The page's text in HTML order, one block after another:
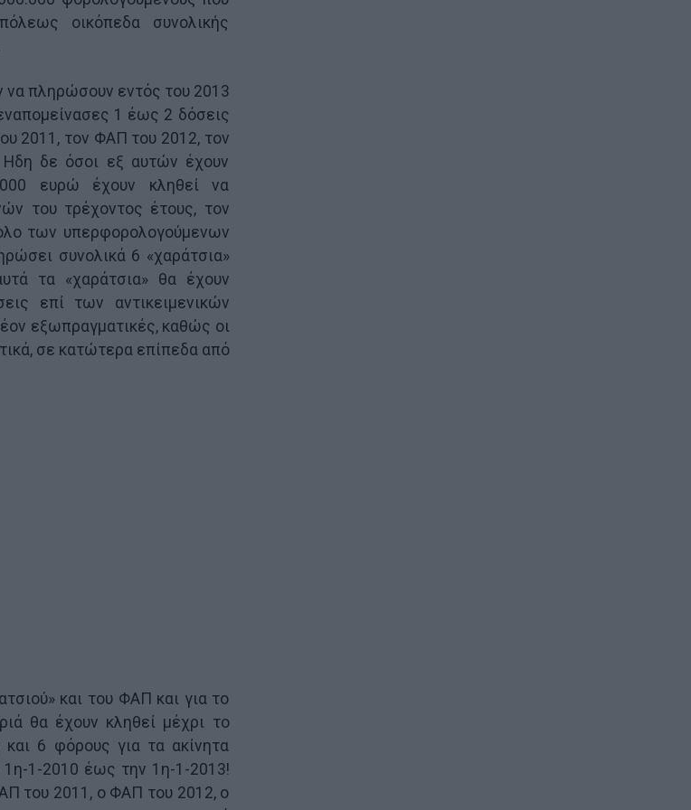
οικόπεδα συνολικής
πληρώσουν εντός του 2013
1 έως 2 δόσεις
2011, τον ΦΑΠ του 2012, τον
δε όσοι εξ αυτών έχουν
ευρώ έχουν κληθεί να
του τρέχοντος έτους, τον
των υπερφορολογούμενων
συνολικά 6 «χαράτσια»
τα «χαράτσια» θα έχουν
επί των αντικειμενικών
εξωπραγματικές, καθώς οι
σε κατώτερα επίπεδα από
και του ΦΑΠ και για το
θα έχουν κληθεί μέχρι το
6 φόρους για τα ακίνητα
1η-1-2010 έως την 1η-1-2013!
του 2011, ο ΦΑΠ του 2012, ο